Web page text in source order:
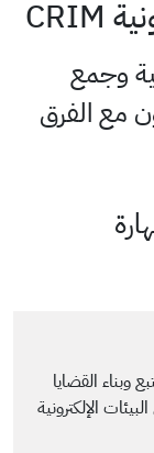
CRIM
وجمع
مع الفرق
وبناء القضايا
الإلكترونية